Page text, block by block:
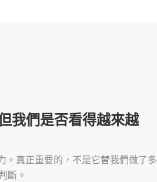
我們是否看得越來越
。真正重要的，不是它替我們做了多
斷。